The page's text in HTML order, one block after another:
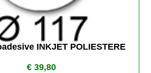
INKJET POLIESTERE
€ 39,80